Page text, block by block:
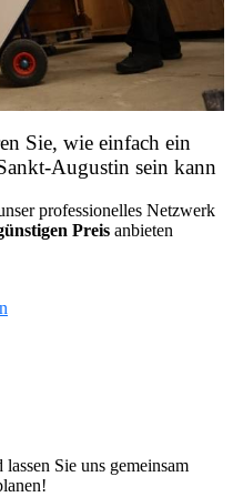
Sie, wie einfach ein
Augustin sein kann
professionelles Netzwerk
Preis anbieten
Sie uns gemeinsam